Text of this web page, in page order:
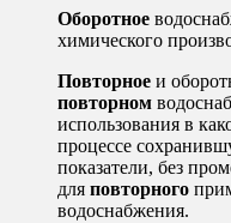
Оборотное
химического
Повторное и
повторном
использования в
процессе
показатели, без
для повторного
водоснабжения.